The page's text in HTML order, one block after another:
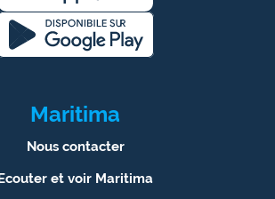
Maritima
Nous contacter
et voir Maritima